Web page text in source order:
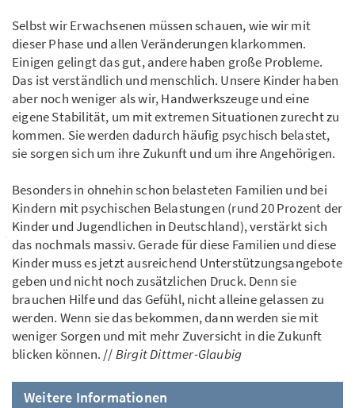
Selbst wir Erwachsenen müssen schauen, wie wir mit
dieser Phase und allen Veränderungen klarkommen.
Einigen gelingt das gut, andere haben große Probleme.
Das ist verständlich und menschlich. Unsere Kinder haben
aber noch weniger als wir, Handwerkszeuge und eine
eigene Stabilität, um mit extremen Situationen zurecht zu
kommen. Sie werden dadurch häufig psychisch belastet,
sie sorgen sich um ihre Zukunft und um ihre Angehörigen.
Besonders in ohnehin schon belasteten Familien und bei
Kindern mit psychischen Belastungen (rund 20 Prozent der
Kinder und Jugendlichen in Deutschland), verstärkt sich
das nochmals massiv. Gerade für diese Familien und diese
Kinder muss es jetzt ausreichend Unterstützungsangebote
geben und nicht noch zusätzlichen Druck. Denn sie
brauchen Hilfe und das Gefühl, nicht alleine gelassen zu
werden. Wenn sie das bekommen, dann werden sie mit
weniger Sorgen und mit mehr Zuversicht in die Zukunft
blicken können. //Birgit Dittmer-Glaubig
Weitere Informationen